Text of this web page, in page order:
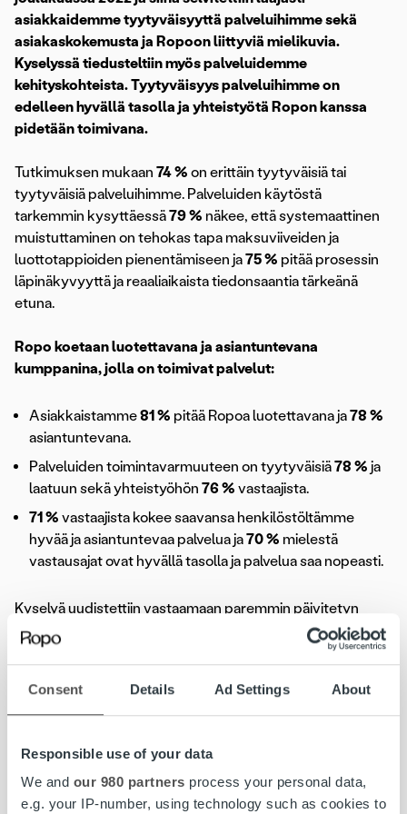
Consent Details Ad Settings About
Responsible use of your data
We and our 980 partners process your personal data,
e.g. your IP-number, using technology such as cookies to
asiakkaidemme tyytyväisyyttä palveluihimme sekä
asiakaskokemusta ja Ropoon liittyviä mielikuvia.
Kyselyssä tiedusteltiin myös palveluidemme
kehityskohteista. Tyytyväisyys palveluihimme on
edelleen hyvällä tasolla ja yhteistyötä Ropon kanssa
pidetään toimivana.
Tutkimuksen mukaan 74 % on erittäin tyytyväisiä tai
tyytyväisiä palveluihimme. Palveluiden käytöstä
tarkemmin kysyttäessä79 % näkee, että systemaattinen
muistuttaminen on tehokas tapa maksuviiveiden ja
luottotappioiden pienentämiseen ja75 % pitää prosessin
läpinäkyvyyttä ja reaaliaikaista tiedonsaantia tärkeänä
etuna.
Ropo koetaan luotettavana ja asiantuntevana
kumppanina, jolla on toimivat palvelut:
Asiakkaistamme81 % pitää Ropoa luotettavana ja78 %
asiantuntevana.
Palveluiden toimintavarmuuteen on tyytyväisiä78 % ja
laatuun sekä yhteistyöhön 76 % vastaajista.
71 % vastaajista kokee saavansa henkilöstöltämme
hyvää ja asiantuntevaa palvelua ja70 % mielestä
vastausajat ovat hyvällä tasolla ja palvelua saa nopeasti.
Kyselyä uudistettiin vastaamaan paremmin päivitetyn
strategiamme painopistealueita ja mukaan otettiin mm.
vastuullisuuteen ja arvoihimme liittyviä kysymyksiä.
omia arvojaan vastaavana toimijana.
Otteita asiakaskyselyn positiivisesta palautteesta:
”Yhteistyö toimii mutkattomasti ja ketterästi.”